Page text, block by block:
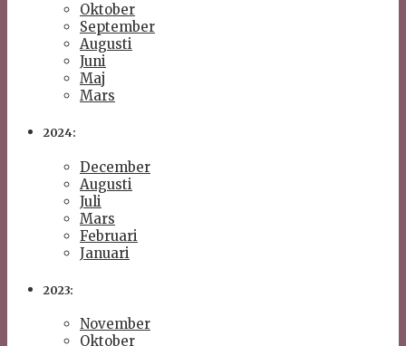
Oktober
September
Augusti
Juni
Maj
Mars
2024:
December
Augusti
Juli
Mars
Februari
Januari
2023:
November
Oktober